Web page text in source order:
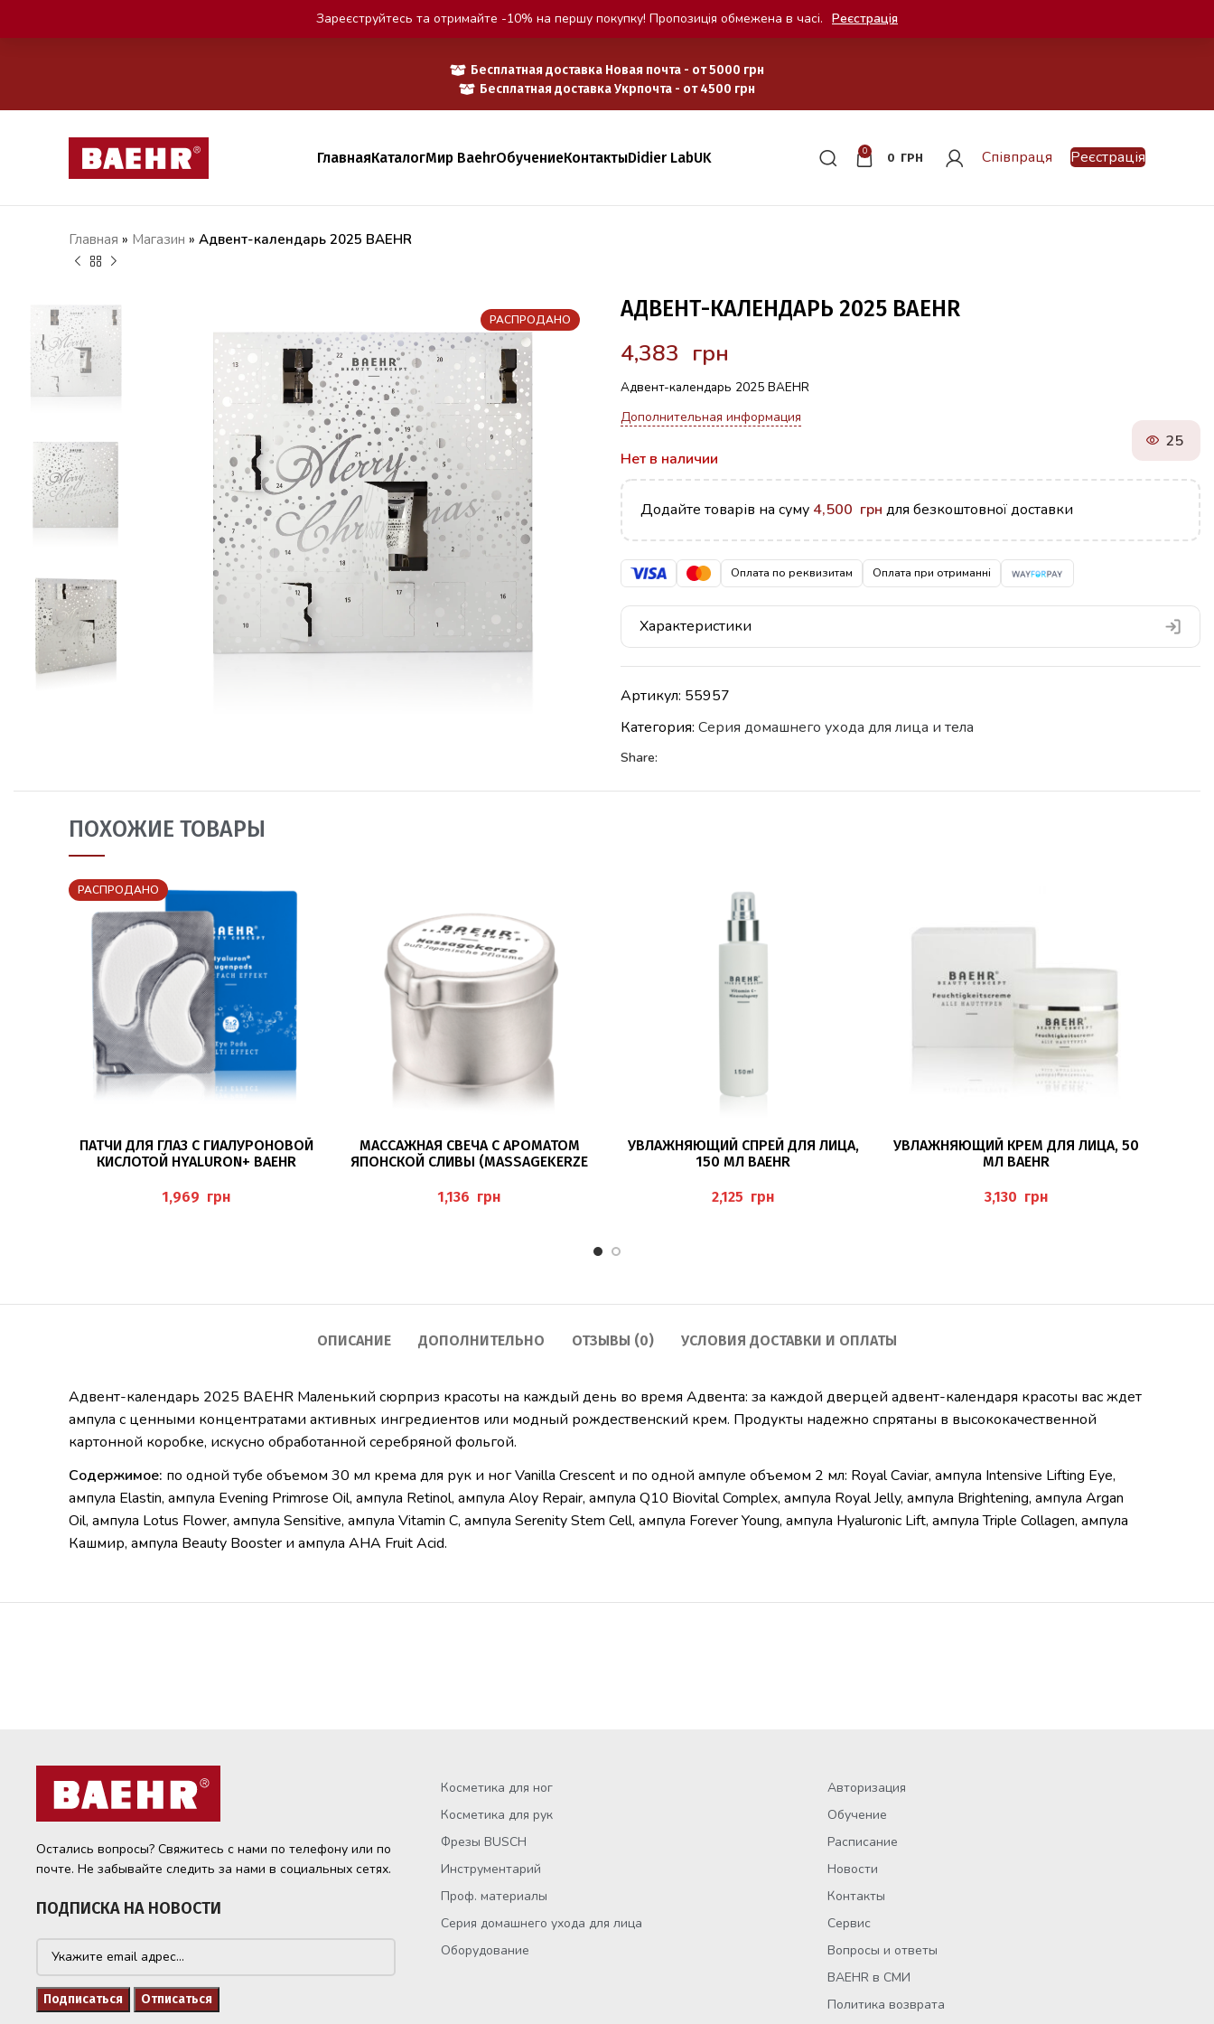
Бесплатная доставка Новая почта - от 5000 грн
Бесплатная доставка Укрпочта - от 4500 грн
ГлавнаяКаталогМир BaehrОбучениеКонтактыDidier LabUK 0
0 ГРН Співпраця Реєстрація
Главная » Магазин » Адвент-календарь 2025 BAEHR
РАСПРОДАНО АДВЕНТ-КАЛЕНДАРЬ 2025 BAEHR
грн
Адвент-календарь 2025 BAEHR
Дополнительная информация
Нет в наличии
25
Додайте товарів на суму 4,500 грн для безкоштовної доставки
Оплата по реквизитам Оплата при отриманні
Характеристики
Артикул: 55957
Категория: Серия домашнего ухода для лица и тела
Share:
ПОХОЖИЕ ТОВАРЫ
РАСПРОДАНО
ПОДРОБНЕЕ
ПАТЧИ ДЛЯ ГЛАЗ С ГИАЛУРОНОВОЙ
КИСЛОТОЙ HYALURON+ BAEHR
грн
В КОРЗИНУ
МАССАЖНАЯ СВЕЧА С АРОМАТОМ
ЯПОНСКОЙ СЛИВЫ (MASSAGEKERZE
грн
В КОРЗИНУ
УВЛАЖНЯЮЩИЙ СПРЕЙ ДЛЯ ЛИЦА,
150 МЛ BAEHR
грн
В КОРЗИНУ
УВЛАЖНЯЮЩИЙ КРЕМ ДЛЯ ЛИЦА, 50
МЛ BAEHR
грн
ОПИСАНИЕ ДОПОЛНИТЕЛЬНО ОТЗЫВЫ (0) УСЛОВИЯ ДОСТАВКИ И ОПЛАТЫ
Адвент-календарь 2025 BAEHR Маленький сюрприз красоты на каждый день во время Адвента: за каждой дверцей адвент-календаря красоты вас ждет
ампула с ценными концентратами активных ингредиентов или модный рождественский крем. Продукты надежно спрятаны в высококачественной
картонной коробке, искусно обработанной серебряной фольгой.
Содержимое: по одной тубе объемом 30 мл крема для рук и ног Vanilla Crescent и по одной ампуле объемом 2 мл: Royal Caviar, ампула Intensive Lifting Eye,
ампула Elastin, ампула Evening Primrose Oil, ампула Retinol, ампула Aloy Repair, ампула Q10 Biovital Complex, ампула Royal Jelly, ампула Brightening, ампула Argan
Oil, ампула Lotus Flower, ампула Sensitive, ампула Vitamin C, ампула Serenity Stem Cell, ампула Forever Young, ампула Hyaluronic Lift, ампула Triple Collagen, ампула
Кашмир, ампула Beauty Booster и ампула AHA Fruit Acid.
Остались вопросы? Свяжитесь с нами по телефону или по
почте. Не забывайте следить за нами в социальных сетях.
ПОДПИСКА НА НОВОСТИ
Косметика для ног
Косметика для рук
Фрезы BUSCH
Инструментарий
Проф. материалы
Серия домашнего ухода для лица
Оборудование
Авторизация
Обучение
Расписание
Новости
Контакты
Сервис
Вопросы и ответы
BAEHR в СМИ
Политика возврата
Зареєструйтесь та отримайте -10% на першу покупку! Пропозиція обмежена в часі. Реєстрація